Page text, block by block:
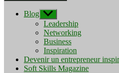
Blog Afficher
le
sous-
menu
Leadership
Networking
Business
Inspiration
Devenir un entrepreneur
Soft Skills Magazine